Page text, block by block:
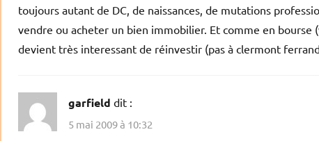
toujours autant de DC, de naissances, de mutations
vendre ou acheter un bien immobilier. Et comme en
devient très interessant de réinvestir (pas à clermont
garfield dit :
5 mai 2009 à 10:32